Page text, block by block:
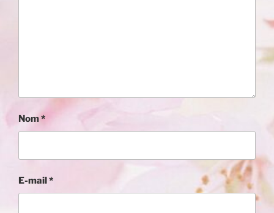
Nom*
E-mail *